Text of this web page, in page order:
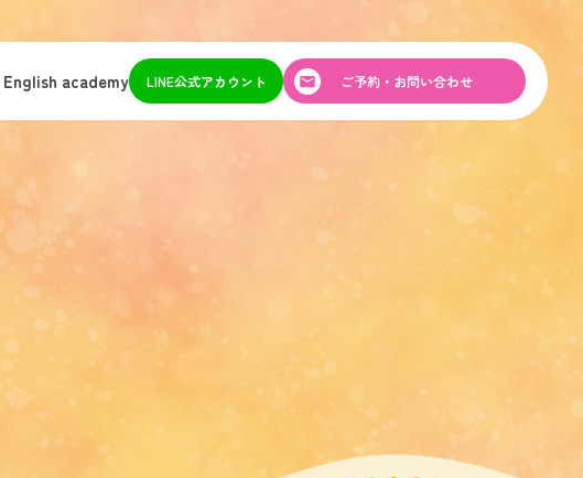
English academy LINE公式アカウント ご予約・お問い合わせ